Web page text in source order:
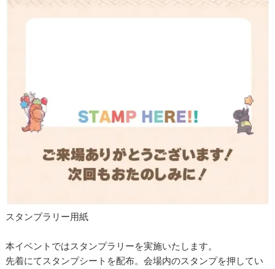
スタンプラリー用紙
本イベントではスタンプラリーを実施いたします。
先着にてスタンプシートを配布。会場内のスタンプを押してい